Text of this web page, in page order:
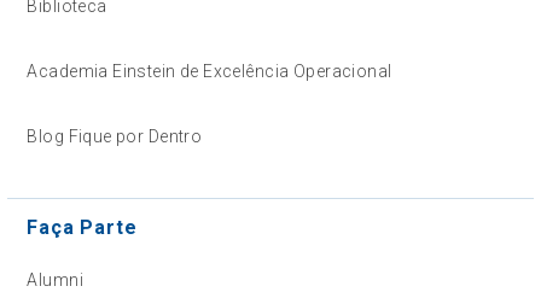
Biblioteca
Academia Einstein de Excelência Operacional
Blog Fique por Dentro
Faça Parte
Alumni